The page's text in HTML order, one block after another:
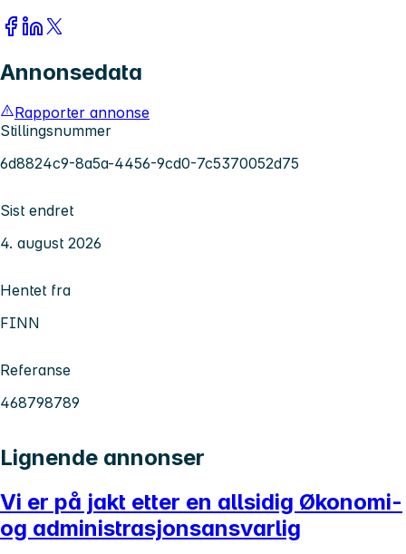
Annonsedata
Rapporter annonse
Stillingsnummer
6d8824c9-8a5a-4456-9cd0-7c5370052d75
Sist endret
4. august 2026
Hentet fra
FINN
Referanse
468798789
Lignende annonser
Vi er på jakt etter en allsidig Økonomi-
og administrasjonsansvarlig